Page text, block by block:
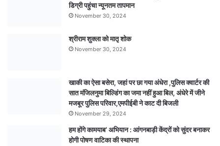
डिग्री पहुंचा न्यूनतम तापमान
November 30, 2024
श्रीराम शुक्ला को मातृ शोक
November 30, 2024
खाकी का ऐसा बसेरा, जहां पर छा गया अंधेरा ,पुलिस क्वार्टर की
सात मंजिलनुमा बिल्डिंग का जमा नहीं हुआ बिल, अंधेरे में जीने
मजबूर पुलिस परिवार,एमपीईबी ने काट दी बिजली
November 29, 2024
हम होंगे कामयाब’ अभियान : आंगनबाड़ी केंद्रों को सुंदर बनाकर
होगी पोषण वाटिका की स्थापना